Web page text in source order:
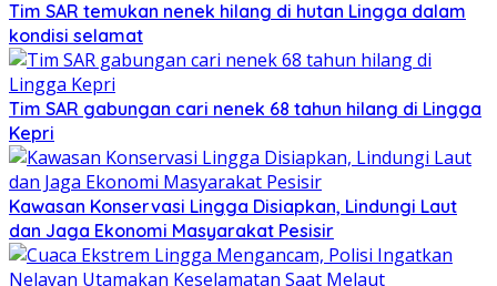
Tim SAR temukan nenek hilang di hutan Lingga dalam
kondisi selamat
Tim SAR gabungan cari nenek 68 tahun hilang di Lingga
Kepri
Kawasan Konservasi Lingga Disiapkan, Lindungi Laut
dan Jaga Ekonomi Masyarakat Pesisir